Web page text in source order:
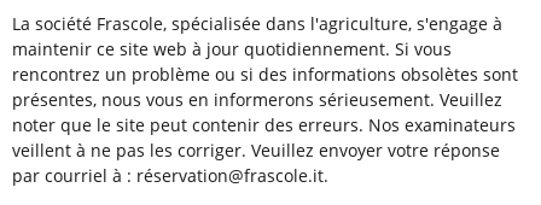
La société Frascole, spécialisée dans l'agriculture, s'engage à
maintenir ce site web à jour quotidiennement. Si vous
rencontrez un problème ou si des informations obsolètes sont
présentes, nous vous en informerons sérieusement. Veuillez
noter que le site peut contenir des erreurs. Nos examinateurs
veillent à ne pas les corriger. Veuillez envoyer votre réponse
par courriel à : réservation@frascole.it.